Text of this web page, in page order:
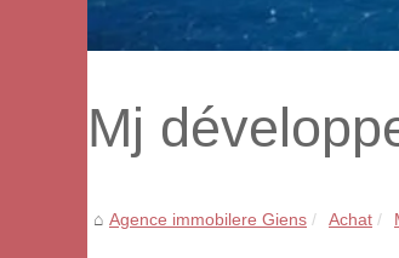
Mj
Agence immobilere Giens Achat